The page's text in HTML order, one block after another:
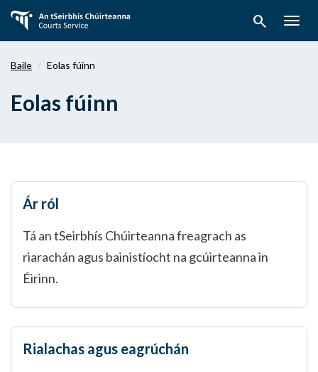
aghaidh
search
Baile Eolas fúinn
Eolas fúinn
Ár ról
Tá an tSeirbhís Chúirteanna freagrach as
riarachán agus bainistíocht na gcúirteanna in
Éirinn.
Rialachas agus eagrúchán